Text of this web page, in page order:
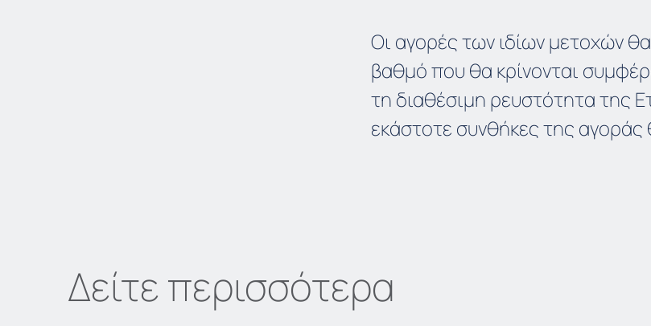
Οι αγορές των ιδίων μετοχών
βαθμό που θα κρίνονται
τη διαθέσιμη ρευστότητα της
εκάστοτε συνθήκες της αγοράς
Δείτε περισσότερα